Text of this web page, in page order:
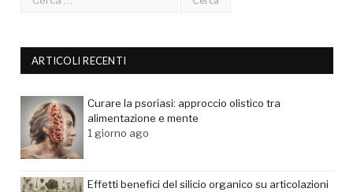
ARTICOLI RECENTI
Curare la psoriasi: approccio olistico tra
alimentazione e mente
1 giorno ago
Effetti benefici del silicio organico su articolazioni